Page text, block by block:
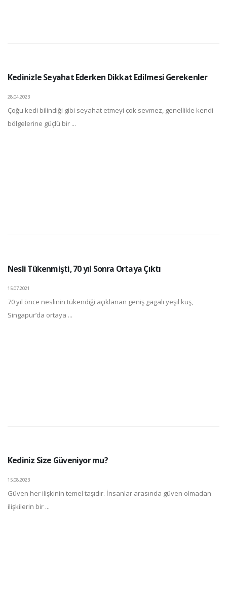
Kedinizle Seyahat Ederken Dikkat Edilmesi Gerekenler
28.04.2023
Çoğu kedi bilindiği gibi seyahat etmeyi çok sevmez, genellikle kendi
bölgelerine güçlü bir ...
Nesli Tükenmişti, 70 yıl Sonra Ortaya Çıktı
15.07.2021
70 yıl önce neslinin tükendiği açıklanan geniş gagalı yeşil kuş,
Singapur’da ortaya ...
Kediniz Size Güveniyor mu?
15.08.2023
Güven her ilişkinin temel taşıdır. İnsanlar arasında güven olmadan
ilişkilerin bir ...